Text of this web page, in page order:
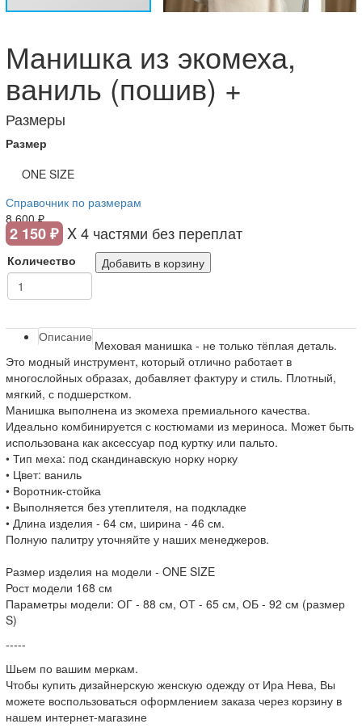
Манишка из экомеха,
ваниль (пошив) +
Размеры
Размер
ONE SIZE
Справочник по размерам
8 600 ₽
2 150 ₽ X 4 частями без переплат
Количество Добавить в корзину
Описание
Меховая манишка - не только тёплая деталь.
Это модный инструмент, который отлично работает в
многослойных образах, добавляет фактуру и стиль. Плотный,
мягкий, с подшерстком.
Манишка выполнена из экомеха премиального качества.
Идеально комбинируется с костюмами из мериноса. Может быть
использована как аксессуар под куртку или пальто.
• Тип меха: под скандинавскую норку норку
• Цвет: ваниль
• Воротник-стойка
• Выполняется без утеплителя, на подкладке
• Длина изделия - 64 см, ширина - 46 см.
Полную палитру уточняйте у наших менеджеров.
Размер изделия на модели - ONE SIZE
Рост модели 168 см
Параметры модели: ОГ - 88 см, ОТ - 65 см, ОБ - 92 см (размер
S)
-----
Шьем по вашим меркам.
Чтобы купить дизайнерскую женскую одежду от Ира Нева, Вы
можете воспользоваться оформлением заказа через корзину в
нашем интернет-магазине